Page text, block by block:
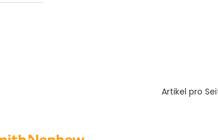
Artikel pro